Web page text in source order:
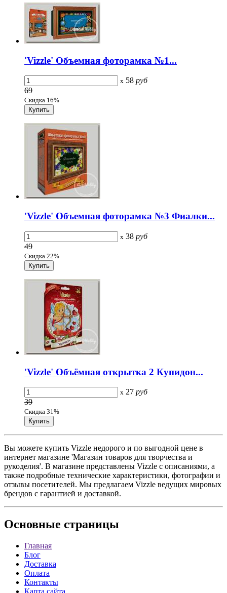
'Vizzle' Объемная фоторамка №1...
x 58 руб
69
Скидка 16%
'Vizzle' Объемная фоторамка №3 Фиалки...
x 38 руб
49
Скидка 22%
'Vizzle' Объёмная открытка 2 Купидон...
x 27 руб
39
Скидка 31%
Вы можете купить Vizzle недорого и по выгодной цене в
интернет магазине 'Магазин товаров для творчества и
рукоделия'. В магазине представлены Vizzle с описаниями, а
также подробные технические характеристики, фотографии и
отзывы посетителей. Мы предлагаем Vizzle ведущих мировых
брендов с гарантией и доставкой.
Основные страницы
Главная
Блог
Доставка
Оплата
Контакты